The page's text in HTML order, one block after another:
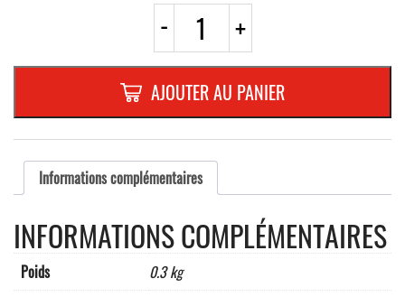
- quantité
PIQUET
GALVA.
REPLIE
750X250mmavec
2
trous
Ø6,5mm
entraxes:
210mm
+
AJOUTER AU PANIER
Informations complémentaires
INFORMATIONS COMPLÉMENTAIRES
Poids 0.3 kg